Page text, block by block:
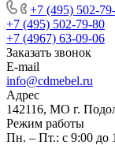
+7 (495) 502-
+7 (495) 502-79-80
+7 (4967) 63-09-06
Заказать звонок
E-mail
info@cdmebel.ru
Адрес
142116, МО г.
Режим работы
Пн. – Пт.: с 9:00 до